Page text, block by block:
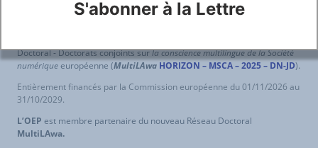
Doctoral - Doctorats conjoints surla conscience multilingue de la Société
numérique européenne (MultiLAwa HORIZON – MSCA – 2025 – DN-JD).
Entièrement financés par la Commission européenne du 01/11/2026 au
31/10/2029.
L’OEP est membre partenaire du nouveau Réseau Doctoral
MultiLAwa.
S'abonner à la Lettre